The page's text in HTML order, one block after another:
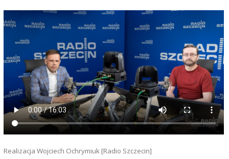
Realizacja Wojciech Ochrymiuk [Radio Szczecin]